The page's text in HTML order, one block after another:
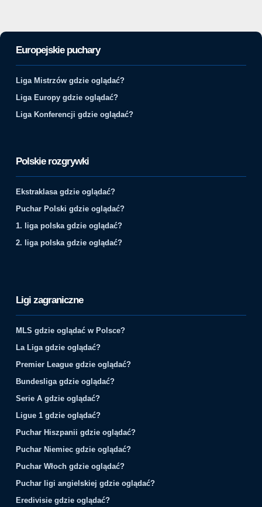
Europejskie puchary
Liga Mistrzów gdzie oglądać?
Liga Europy gdzie oglądać?
Liga Konferencji gdzie oglądać?
Polskie rozgrywki
Ekstraklasa gdzie oglądać?
Puchar Polski gdzie oglądać?
1. liga polska gdzie oglądać?
2. liga polska gdzie oglądać?
Ligi zagraniczne
MLS gdzie oglądać w Polsce?
La Liga gdzie oglądać?
Premier League gdzie oglądać?
Bundesliga gdzie oglądać?
Serie A gdzie oglądać?
Ligue 1 gdzie oglądać?
Puchar Hiszpanii gdzie oglądać?
Puchar Niemiec gdzie oglądać?
Puchar Włoch gdzie oglądać?
Puchar ligi angielskiej gdzie oglądać?
Eredivisie gdzie oglądać?